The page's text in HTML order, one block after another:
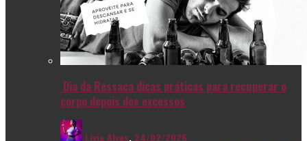
Dia da Ressaca dicas práticas para recuperar o
corpo depois dos excessos
Livia Alves, 24/02/2026